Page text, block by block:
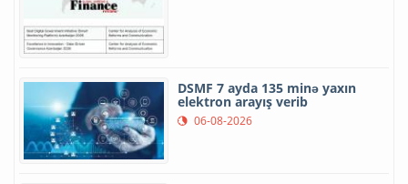
DSMF 7 ayda 135 minə yaxın
elektron arayış verib
06-08-2026